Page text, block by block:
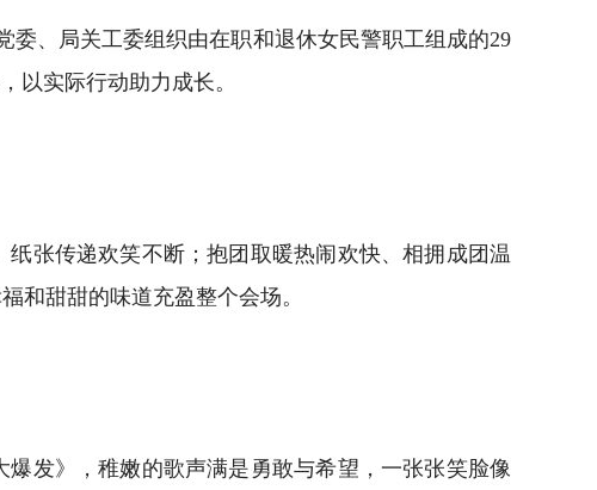
、局关工委组织由在职和退休女民警职工组成的29
以实际行动助力成长。
张传递欢笑不断；抱团取暖热闹欢快、相拥成团温
和甜甜的味道充盈整个会场。
发》，稚嫩的歌声满是勇敢与希望，一张张笑脸像